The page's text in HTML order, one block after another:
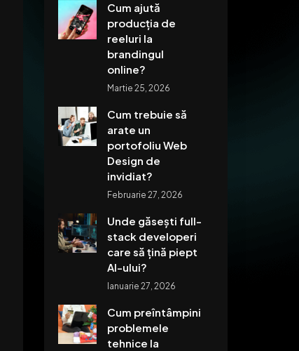
Cum ajută
producția de
reeluri la
brandingul
online?
Martie 25, 2026
Cum trebuie să
arate un
portofoliu Web
Design de
invidiat?
Februarie 27, 2026
Unde găsești full-
stack developeri
care să țină piept
AI-ului?
Ianuarie 27, 2026
Cum preîntâmpini
problemele
tehnice la